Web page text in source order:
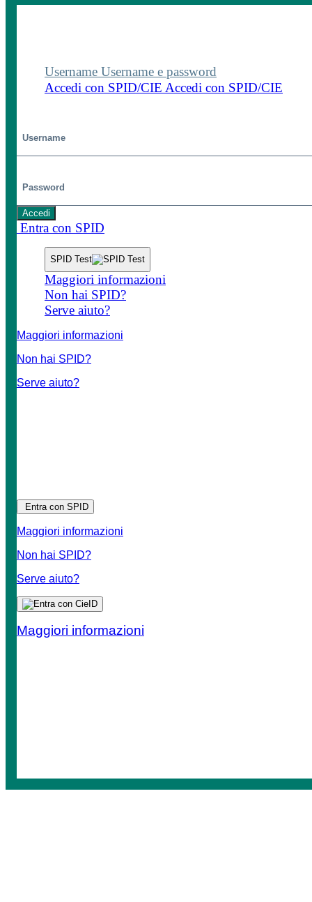
Username Username e password
Accedi con SPID/CIE Accedi con SPID/CIE
Accedi
Entra con SPID
SPID Test
Maggiori informazioni
Non hai SPID?
Serve aiuto?
Maggiori informazioni
Non hai SPID?
Serve aiuto?
Entra con SPID
Maggiori informazioni
Non hai SPID?
Serve aiuto?
Maggiori informazioni